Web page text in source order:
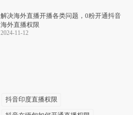
‌解决海外直播开播各类问题，0粉开通抖音
海外直播权限
2024-11-12
抖音印度直播权限